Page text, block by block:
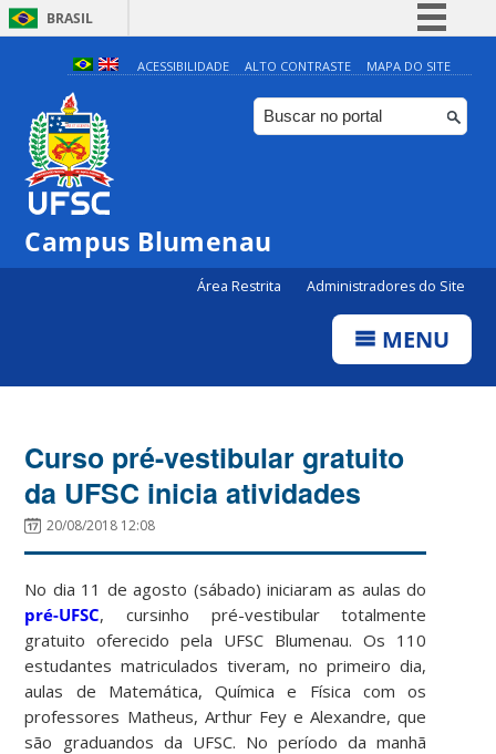
BRASIL
Simplifique!
Comunica BR
Participe
ACESSIBILIDADE ALTO CONTRASTE MAPA DO SITE
Campus Blumenau
Área Restrita Administradores do Site
MENU
Curso pré-vestibular gratuito
da UFSC inicia atividades
20/08/2018 12:08
No dia 11 de agosto (sábado) iniciaram as aulas do
pré-UFSC, cursinho pré-vestibular totalmente
gratuito oferecido pela UFSC Blumenau. Os 110
estudantes matriculados tiveram, no primeiro dia,
aulas de Matemática, Química e Física com os
professores Matheus, Arthur Fey e Alexandre, que
são graduandos da UFSC. No período da manhã